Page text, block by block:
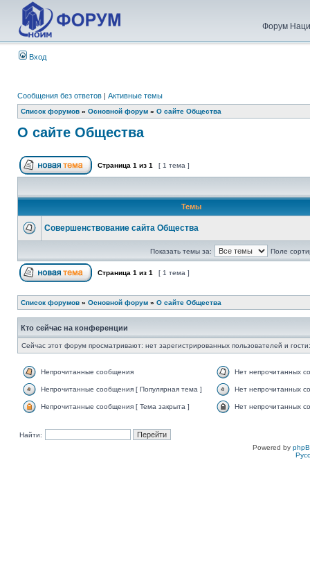
Форум
Вход
Сообщения без ответов | Активные темы
Список форумов » Основной форум » О сайте Общества
О сайте Общества
Страница 1 из 1 [ 1 тема ]
Темы
Совершенствование сайта Общества
Показать темы за: Поле
Страница 1 из 1 [ 1 тема ]
Список форумов » Основной форум » О сайте Общества
Кто сейчас на конференции
Сейчас этот форум просматривают: нет зарегистрированных пользователей и
Непрочитанные сообщения Нет непрочитанных
Непрочитанные сообщения [ Популярная тема ] Нет непрочитанных
Непрочитанные сообщения [ Тема закрыта ] Нет непрочитанных
Найти:
Powered by